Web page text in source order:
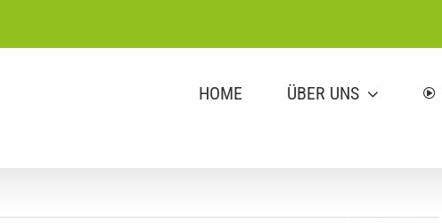
HOME ÜBER UNS